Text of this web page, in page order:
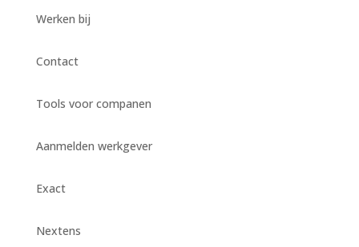
Werken bij
Contact
Tools voor companen
Aanmelden werkgever
Exact
Nextens